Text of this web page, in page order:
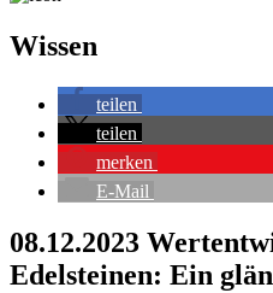
Wissen
teilen
teilen
merken
E-Mail
08.12.2023
Edelsteinen: Ein